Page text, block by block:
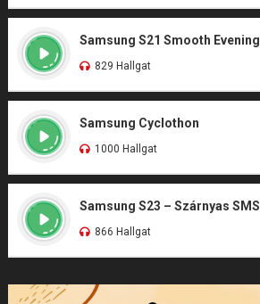
Samsung S21 Smooth Evening
829 Hallgat
Samsung Cyclothon
1000 Hallgat
Samsung S23 – Szárnyas SMS
866 Hallgat